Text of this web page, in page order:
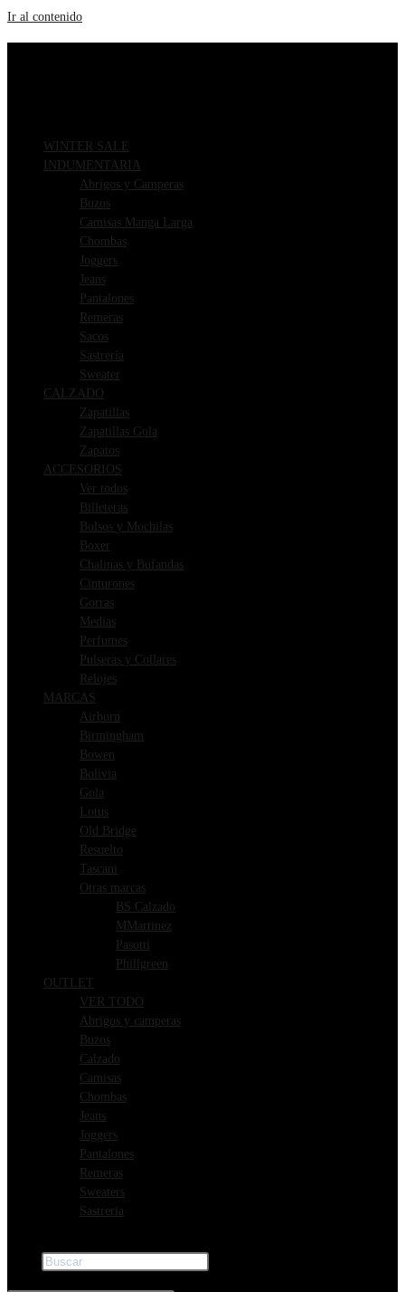
Ir al contenido
WINTER SALE
INDUMENTARIA
Abrigos y Camperas
Buzos
Camisas Manga Larga
Chombas
Joggers
Jeans
Pantalones
Remeras
Sacos
Sastrería
Sweater
CALZADO
Zapatillas
Zapatillas Gola
Zapatos
ACCESORIOS
Ver todos
Billeteras
Bolsos y Mochilas
Boxer
Chalinas y Bufandas
Cinturones
Gorras
Medias
Perfumes
Pulseras y Collares
Relojes
MARCAS
Airborn
Birmingham
Bowen
Bolivia
Gola
Lotus
Old Bridge
Resuelto
Tascani
Otras marcas
BS Calzado
MMartinez
Pasotti
Phillgreen
OUTLET
VER TODO
Abrigos y camperas
Buzos
Calzado
Camisas
Chombas
Jeans
Joggers
Pantalones
Remeras
Sweaters
Sastreria